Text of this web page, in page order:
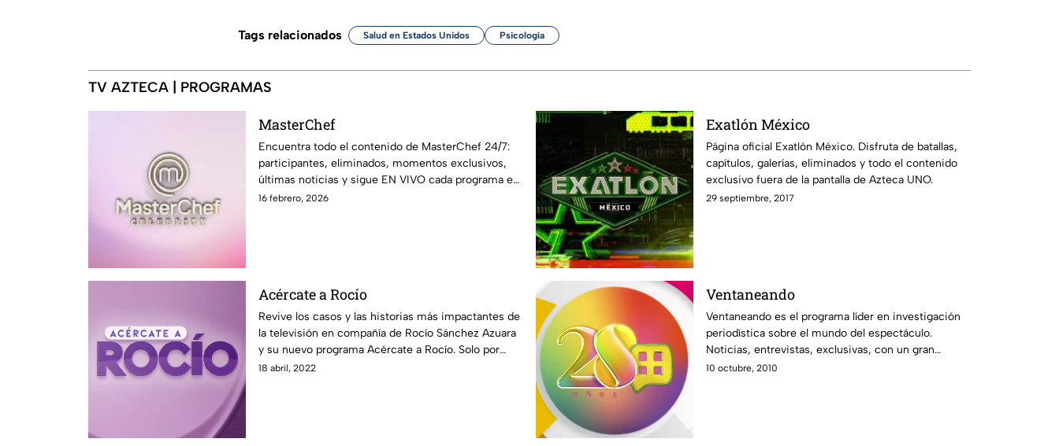
Tags relacionados Salud en Estados Unidos Psicología
TV AZTECA | PROGRAMAS
MasterChef
Encuentra todo el contenido de MasterChef 24/7:
participantes, eliminados, momentos exclusivos,
últimas noticias y sigue EN VIVO cada programa en
Azteca UNO
16 febrero, 2026
Exatlón México
Página oficial Exatlón México. Disfruta de batallas,
capítulos, galerías, eliminados y todo el contenido
exclusivo fuera de la pantalla de Azteca UNO.
29 septiembre, 2017
Acércate a Rocío
Revive los casos y las historias más impactantes de
la televisión en compañía de Rocío Sánchez Azuara
y su nuevo programa Acércate a Rocío. Solo por
Azteca UNO.
18 abril, 2022
Ventaneando
Ventaneando es el programa líder en investigación
periodística sobre el mundo del espectáculo.
Noticias, entrevistas, exclusivas, con un gran
equipo comandando por Pati Chapoy.
10 octubre, 2010